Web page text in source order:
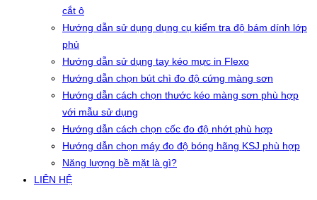
cắt ô
Hướng dẫn sử dụng dụng cụ kiểm tra độ bám dính lớp
phủ
Hướng dẫn sử dụng tay kéo mực in Flexo
Hướng dẫn chọn bút chì đo độ cứng màng sơn
Hướng dẫn cách chọn thước kéo màng sơn phù hợp
với mẫu sử dụng
Hướng dẫn cách chọn cốc đo độ nhớt phù hợp
Hướng dẫn chọn máy đo độ bóng hãng KSJ phù hợp
Năng lượng bề mặt là gì?
LIÊN HỆ